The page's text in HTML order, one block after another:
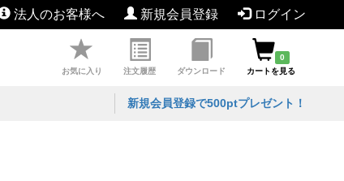
法人のお客様へ 新規会員登録 ログイン
お気に入り 注文履歴 ダウンロード
0
カートを見る
新規会員登録で500ptプレゼント！